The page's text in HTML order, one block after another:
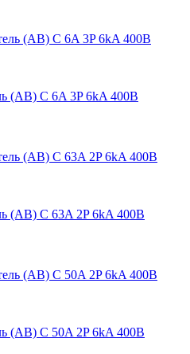
(АВ) C 6A 3P 6kA 400В
(АВ) C 63A 2P 6kA 400В
(АВ) C 50A 2P 6kA 400В